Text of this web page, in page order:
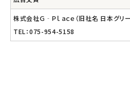
株式会社Ｇ‐Ｐｌａｃｅ（旧社名 日本グリ
TEL：075-954-5158